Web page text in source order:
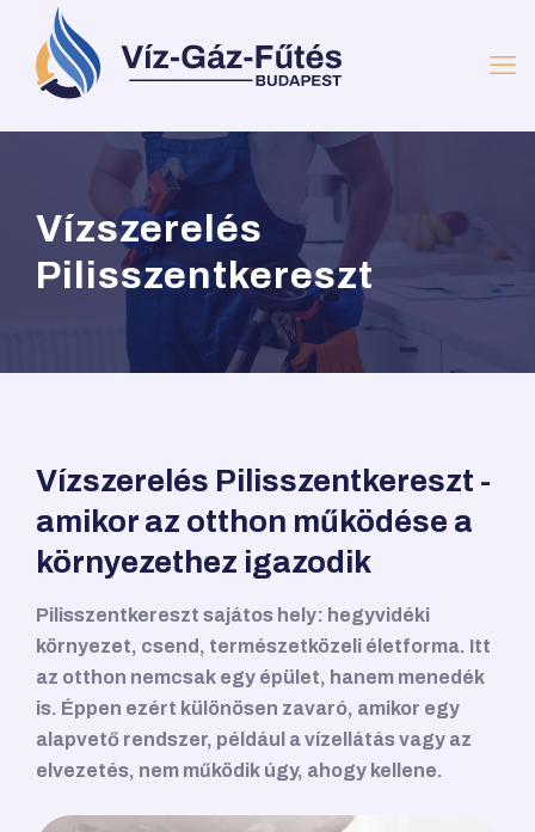
Vízszerelés
Pilisszentkereszt
Vízszerelés Pilisszentkereszt -
amikor az otthon működése a
környezethez igazodik
Pilisszentkereszt sajátos hely: hegyvidéki
környezet, csend, természetközeli életforma. Itt
az otthon nemcsak egy épület, hanem menedék
is. Éppen ezért különösen zavaró, amikor egy
alapvető rendszer, például a vízellátás vagy az
elvezetés, nem működik úgy, ahogy kellene.